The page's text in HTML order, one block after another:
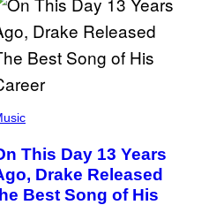
This Day 13 Years
Drake Released
Best Song of His